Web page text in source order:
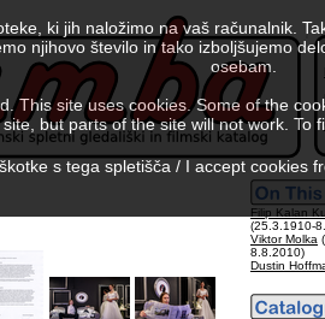
Filip Kalan
(25.3.1910-
Viktor Molka
8.8.2010)
Dustin
ki jih naložimo na vaš računalnik.
njihovo število in tako izboljšujemo
osebam.
This site uses cookies. Some of the
but parts of the site will not work.
s tega spletišča / I accept cookies